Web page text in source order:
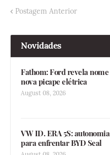
Postagem Anterior
Novidades
Fathom: Ford revela nome
nova picape elétrica
August 08, 2026
VW ID. ERA 5S:
para enfrentar BYD Seal